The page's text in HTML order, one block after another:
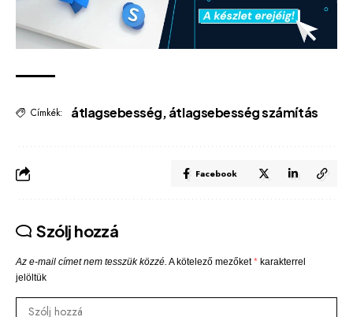
Címkék: átlagsebesség,átlagsebesség számítás
Facebook
Szólj hozzá
Az e-mail címet nem tesszük közzé. A kötelező mezőket* karakterrel
jelöltük